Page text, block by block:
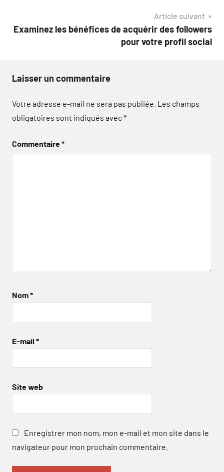
Article suivant
Examinez les bénéfices de acquérir des followers
pour votre profil social
Laisser un commentaire
Votre adresse e-mail ne sera pas publiée. Les champs
obligatoires sont indiqués avec*
Commentaire*
Nom*
E-mail *
Site web
Enregistrer mon nom, mon e-mail et mon site dans le
navigateur pour mon prochain commentaire.